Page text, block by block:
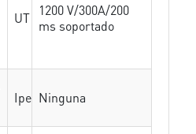
UT
1200 V/300A/200
ms soportado
Ipe Ninguna